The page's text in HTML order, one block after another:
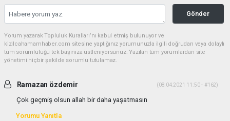
Gönder
Yorum yazarak Topluluk Kuralları’nı kabul etmiş bulunuyor ve
kizilcahamamhaber.com sitesine yaptığınız yorumunuzla ilgili doğrudan veya dolaylı
tüm sorumluluğu tek başınıza üstleniyorsunuz. Yazılan tüm yorumlardan site
yönetimi hiçbir şekilde sorumlu tutulamaz.
Ramazan özdemir (08.04.2021 11:50 - #162)
Çok geçmiş olsun allah bir daha yaşatmasın
Yorumu Yanıtla